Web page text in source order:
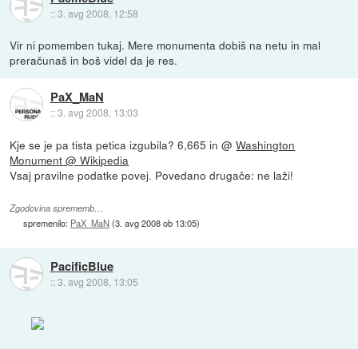
::3. avg 2008, 12:58
Vir ni pomemben tukaj. Mere monumenta dobiš na netu in mal
preračunaš in boš videl da je res.
PaX_MaN
::3. avg 2008, 13:03
Kje se je pa tista petica izgubila? 6,665 in @Washington
Monument @ Wikipedia
Vsaj pravilne podatke povej. Povedano drugače: ne laži!
Zgodovina sprememb…
spremenilo: PaX_MaN(3. avg 2008 ob 13:05)
PacificBlue
::3. avg 2008, 13:05